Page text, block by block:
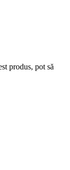
produs, pot să